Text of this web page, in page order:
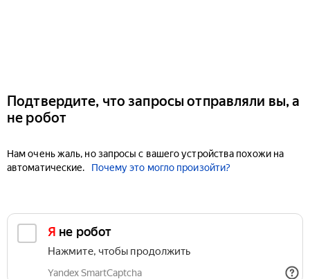
Подтвердите, что запросы отправляли вы, а
не робот
Нам очень жаль, но запросы с вашего устройства похожи на
автоматические.
Почему это могло произойти?
Я не робот
Нажмите, чтобы продолжить
Yandex SmartCaptcha